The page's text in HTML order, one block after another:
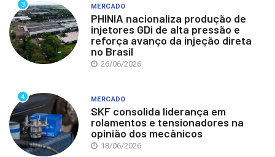
3 MERCADO
PHINIA nacionaliza produção de
injetores GDi de alta pressão e
reforça avanço da injeção direta
no Brasil
26/06/2026
4 MERCADO
SKF consolida liderança em
rolamentos e tensionadores na
opinião dos mecânicos
18/06/2026